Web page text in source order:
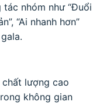
nhóm như “Đuổi
“Ai nhanh hơn”
lượng cao
không gian